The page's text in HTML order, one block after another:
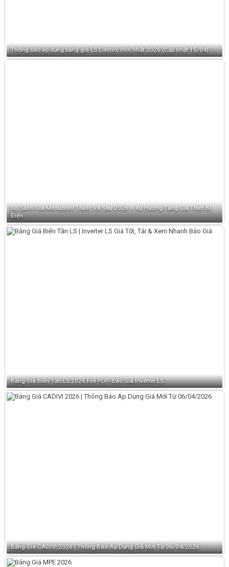
Thông báo áp dụng bảng giá LS Electric mới nhất 2026 (Cập nhật 15/04)
So Sánh Giá Mitsubishi Trước Và Sau 2026 – Xu Hướng Tăng Giá Thiết Bị
Điện
Bảng Giá Biến Tần LS 2026 File PDF- Báo Giá Inverter LS
Bảng Giá CADIVI 2026 | Thông Báo Áp Dụng Giá Mới Từ 06/04/2026